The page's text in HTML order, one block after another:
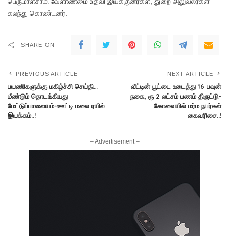
கலந்து கொண்டனர்.
SHARE ON
PREVIOUS ARTICLE
பயணிகளுக்கு மகிழ்ச்சி செய்தி…
மீண்டும் தொடங்கியது
மேட்டுப்பாளையம்-ஊட்டி மலை ரயில்
இயக்கம்..!
NEXT ARTICLE
வீட்டின் பூட்டை உடைத்து 16 பவுன்
நகை, ரூ 2 லட்சம் பணம் திருட்டு-
கோவையில் மர்ம நபர்கள்
கைவரிசை..!
– Advertisement –